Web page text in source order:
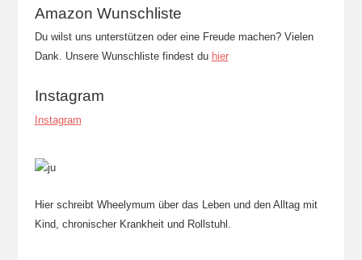
Amazon Wunschliste
Du wilst uns unterstützen oder eine Freude machen? Vielen
Dank. Unsere Wunschliste findest du hier
Instagram
Instagram
Hier schreibt Wheelymum über das Leben und den Alltag mit
Kind, chronischer Krankheit und Rollstuhl.